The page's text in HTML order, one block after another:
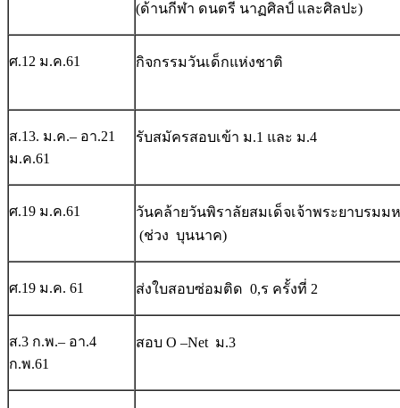
(ด้านกีฬา ดนตรี นาฏศิลป์ และศิลปะ)
ศ.12 ม.ค.61 กิจกรรมวันเด็กแห่งชาติ
ส.13. ม.ค.– อา.21
ม.ค.61
รับสมัครสอบเข้า ม.1 และ ม.4
ศ.19 ม.ค.61
วันคล้ายวันพิราลัยสมเด็จเจ้าพระยาบรมม
(ช่วง บุนนาค)
ศ.19 ม.ค. 61 ส่งใบสอบซ่อมติด 0,ร ครั้งที่ 2
ส.3 ก.พ.– อา.4
ก.พ.61
สอบ O –Net ม.3